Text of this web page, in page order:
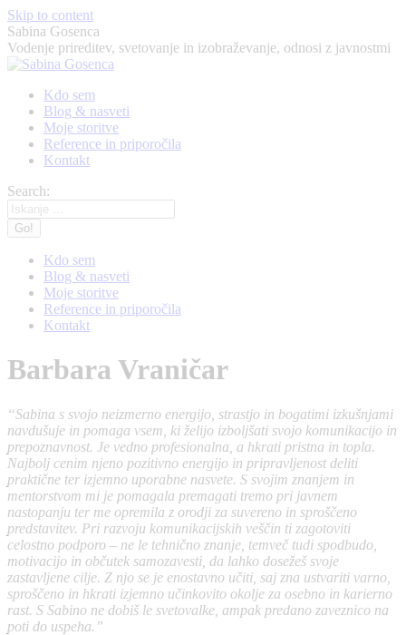
Skip to content
Sabina Gosenca
Vodenje prireditev, svetovanje in izobraževanje, odnosi z javnostmi
Kdo sem
Blog & nasveti
Moje storitve
Reference in priporočila
Kontakt
Search:
Kdo sem
Blog & nasveti
Moje storitve
Reference in priporočila
Kontakt
Barbara Vraničar
“Sabina s svojo neizmerno energijo, strastjo in bogatimi izkušnjami
navdušuje in pomaga vsem, ki želijo izboljšati svojo komunikacijo in
prepoznavnost. Je vedno profesionalna, a hkrati pristna in topla.
Najbolj cenim njeno pozitivno energijo in pripravljenost deliti
praktične ter izjemno uporabne nasvete. S svojim znanjem in
mentorstvom mi je pomagala premagati tremo pri javnem
nastopanju ter me opremila z orodji za suvereno in sproščeno
predstavitev. Pri razvoju komunikacijskih veščin ti zagotoviti
celostno podporo – ne le tehnično znanje, temveč tudi spodbudo,
motivacijo in občutek samozavesti, da lahko dosežeš svoje
zastavljene cilje. Z njo se je enostavno učiti, saj zna ustvariti varno,
sproščeno in hkrati izjemno učinkovito okolje za osebno in karierno
rast. S Sabino ne dobiš le svetovalke, ampak predano zaveznico na
poti do uspeha.”